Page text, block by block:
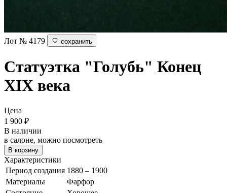
Лот № 4179 сохранить
Статуэтка "Голубь" Конец
XIX века
Цена
1 900 ₽
В наличии
в салоне, можно посмотреть
В корзину
Характеристики
Период создания 1880 – 1900
Материалы
Фарфор